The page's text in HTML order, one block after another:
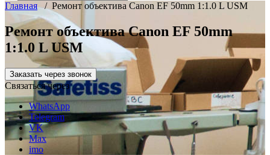
Главная/ Ремонт объектива Canon EF 50mm 1:1.0 L USM
Ремонт объектива Canon EF 50mm
1:1.0 L USM
Заказать через звонок
Связаться через
WhatsApp
Telegram
VK
Max
imo